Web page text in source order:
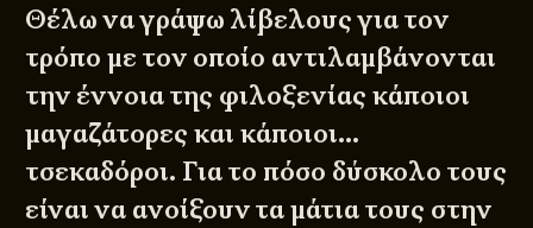
Θέλω να γράψω λίβελους για τον
τρόπο με τον οποίο αντιλαμβάνονται
την έννοια της φιλοξενίας κάποιοι
μαγαζάτορες και κάποιοι…
τσεκαδόροι. Για το πόσο δύσκολο τους
είναι να ανοίξουν τα μάτια τους στην